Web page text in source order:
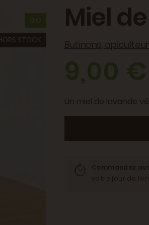
BIO
STOCK
Miel
Butinons,
9,00
Un miel de lavande